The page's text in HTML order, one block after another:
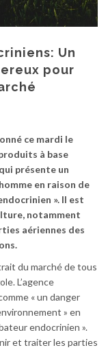
Un
pour
ce mardi le
à base
présente un
en raison de
». Il est
notamment
aériennes des
du marché de tous
L’agence
« un danger
» en
endocrinien ».
et traiter les parties